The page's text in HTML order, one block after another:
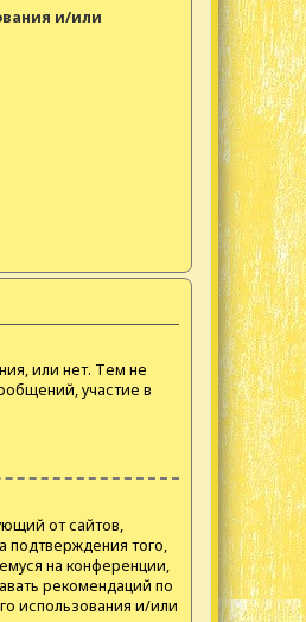
и/или
или нет. Тем не
участие в
от сайтов,
подтверждения того,
на конференции,
рекомендаций по
использования и/или